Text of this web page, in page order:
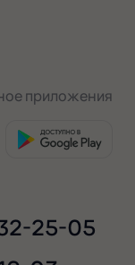
приложения
25-05